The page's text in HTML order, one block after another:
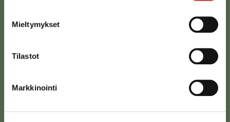
Mieltymykset
Tilastot
Markkinointi
Karttapalvelu